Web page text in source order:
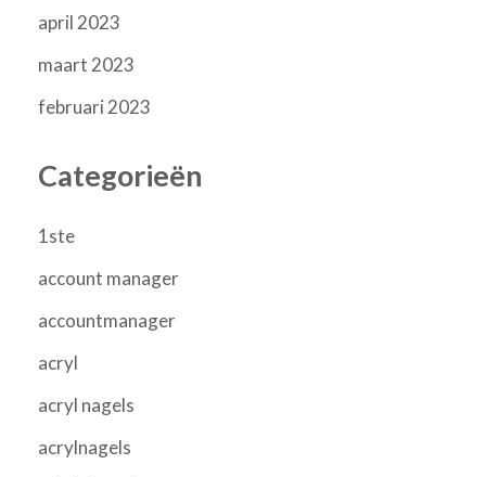
april 2023
maart 2023
februari 2023
Categorieën
1ste
account manager
accountmanager
acryl
acryl nagels
acrylnagels